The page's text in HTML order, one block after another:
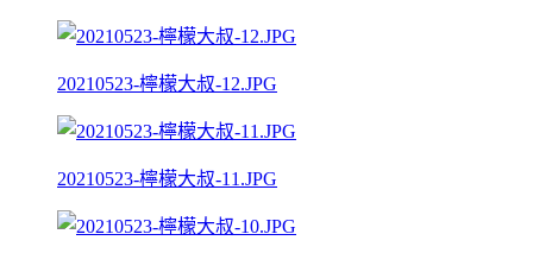
20210523-檸檬大叔-12.JPG
20210523-檸檬大叔-11.JPG